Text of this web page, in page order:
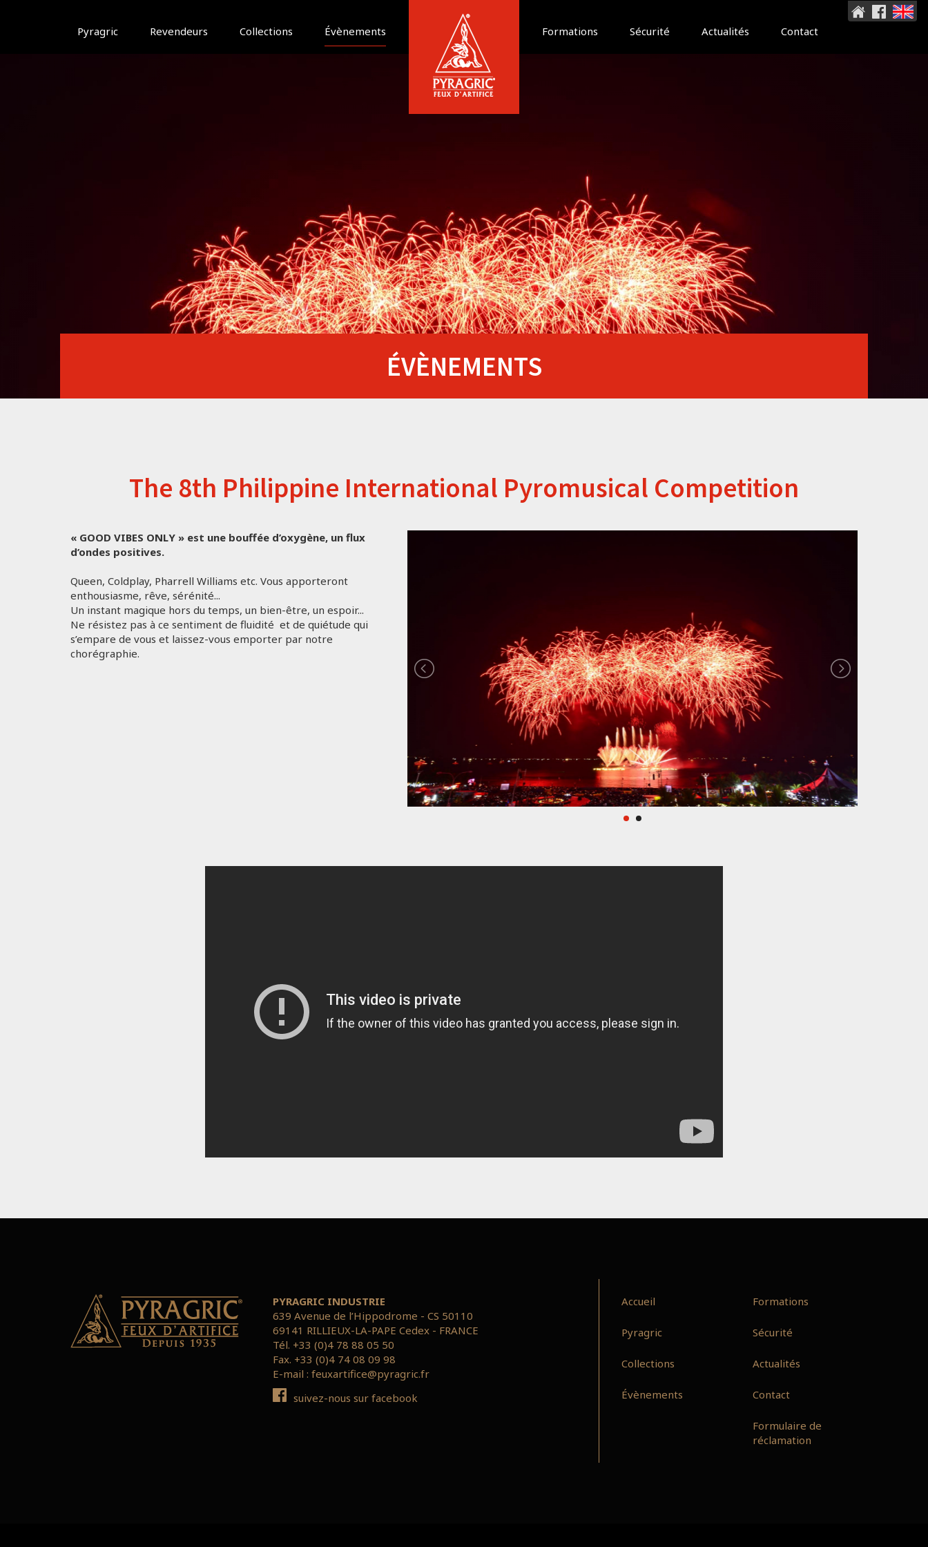
Pyragric Revendeurs Collections Évènements Formations Sécurité Actualités Contact
ÉVÈNEMENTS
The 8th Philippine International Pyromusical Competition
« GOOD VIBES ONLY » est une bouffée d’oxygène, un flux
d’ondes positives.
Queen, Coldplay, Pharrell Williams etc. Vous apporteront
enthousiasme, rêve, sérénité...
Un instant magique hors du temps, un bien-être, un espoir...
Ne résistez pas à ce sentiment de fluidité et de quiétude qui
s’empare de vous et laissez-vous emporter par notre
chorégraphie.
PYRAGRIC INDUSTRIE
639 Avenue de l’Hippodrome - CS 50110
69141 RILLIEUX-LA-PAPE Cedex - FRANCE
Tél. +33 (0)4 78 88 05 50
Fax. +33 (0)4 74 08 09 98
E-mail : feuxartifice@pyragric.fr
suivez-nous sur facebook
Accueil
Pyragric
Collections
Évènements
Formations
Sécurité
Actualités
Contact
Formulaire de
réclamation